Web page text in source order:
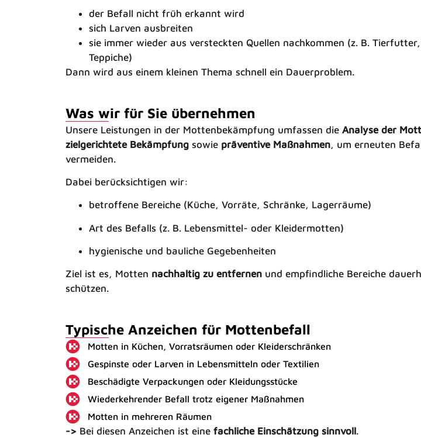
der Befall nicht früh erkannt wird
sich Larven ausbreiten
sie immer wieder aus versteckten Quellen nachkommen (z. B.
Teppiche)
Dann wird aus einem kleinen Thema schnell ein Dauerproblem.
Was wir für Sie übernehmen
Unsere Leistungen in der Mottenbekämpfung umfassen die Analyse der
zielgerichtete Bekämpfung sowie präventive Maßnahmen, um erneuten
vermeiden.
Dabei berücksichtigen wir:
betroffene Bereiche (Küche, Vorräte, Schränke, Lagerräume)
Art des Befalls (z. B. Lebensmittel- oder Kleidermotten)
hygienische und bauliche Gegebenheiten
Ziel ist es, Motten nachhaltig zu entfernen und empfindliche Bereiche
schützen.
Typische Anzeichen für Mottenbefall
Motten in Küchen, Vorratsräumen oder Kleiderschränken
Gespinste oder Larven in Lebensmitteln oder Textilien
Beschädigte Verpackungen oder Kleidungsstücke
Wiederkehrender Befall trotz eigener Maßnahmen
Motten in mehreren Räumen
-> Bei diesen Anzeichen ist eine fachliche Einschätzung sinnvoll.